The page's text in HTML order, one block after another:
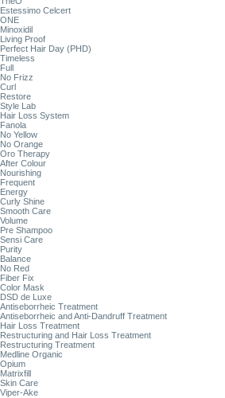
Estessimo Celcert
ONE
Minoxidil
Living Proof
Perfect Hair Day (PHD)
Timeless
Full
No Frizz
Curl
Restore
Style Lab
Hair Loss System
Fanola
No Yellow
No Orange
Oro Therapy
After Colour
Nourishing
Frequent
Energy
Curly Shine
Smooth Care
Volume
Pre Shampoo
Sensi Care
Purity
Balance
No Red
Fiber Fix
Color Mask
DSD de Luxe
Antiseborrheic Treatment
Antiseborrheic and Anti-Dandruff Treatment
Hair Loss Treatment
Restructuring and Hair Loss Treatment
Restructuring Treatment
Medline Organic
Opium
Matrixfill
Skin Care
Viper-Ake